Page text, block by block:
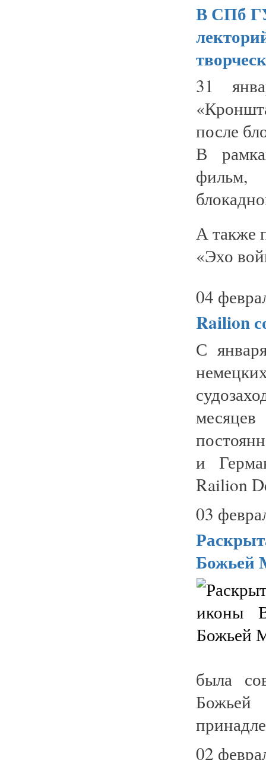
В СПб
31
после
В
фильм,
А также
«Эхо
04
Railion
С
и
Railion
03
Божьей
была
02